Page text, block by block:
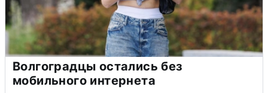
Волгоградцы остались без
мобильного интернета